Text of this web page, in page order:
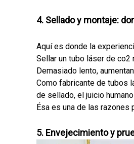
4. Sellado y montaje:
Aquí es donde la
Sellar un tubo láser de co2
Demasiado lento,
Como fabricante de tubos
de sellado, el juicio
Ésa es una de las razones
5. Envejecimiento y